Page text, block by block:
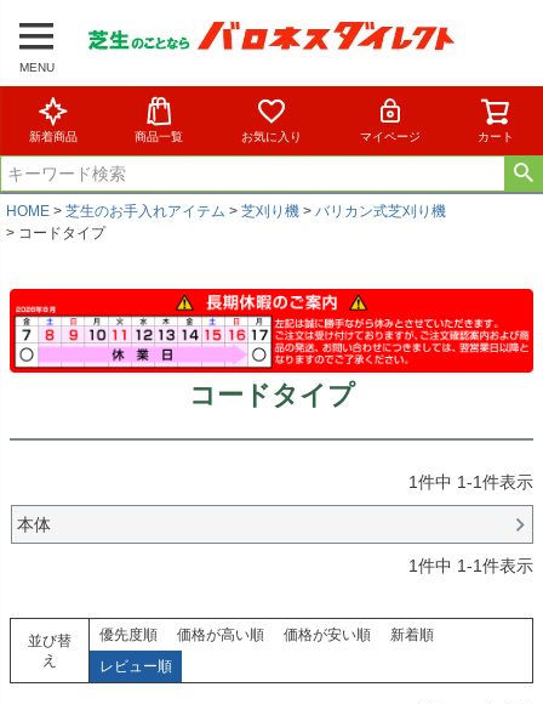
MENU
新着商品 商品一覧 お気に入り マイページ カート
HOME 芝生のお手入れアイテム 芝刈り機
バリカン式芝刈り機
コードタイプ
コードタイプ
1件中 1-1件表示
本体
1件中 1-1件表示
並び替
え
優先度順 価格が高い順 価格が安い順
新着順
レビュー順